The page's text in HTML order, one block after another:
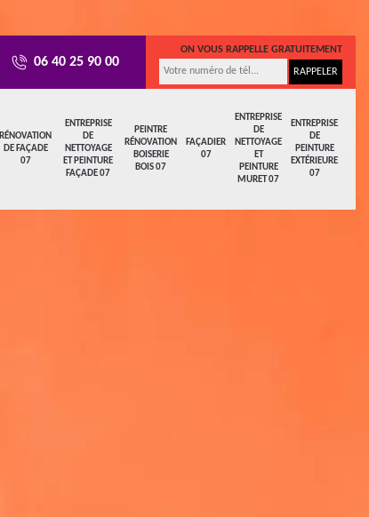
RÉNOVATION
DE FAÇADE
07
ENTREPRISE
DE
NETTOYAGE
ET PEINTURE
FAÇADE 07
PEINTRE
RÉNOVATION
BOISERIE
BOIS 07
FAÇADIER
07
ENTREPRISE
DE
NETTOYAGE
ET
PEINTURE
MURET 07
ENTREPRISE
DE
PEINTURE
EXTÉRIEURE
07
06 40 25 90 00
ON VOUS RAPPELLE GRATUITEMENT